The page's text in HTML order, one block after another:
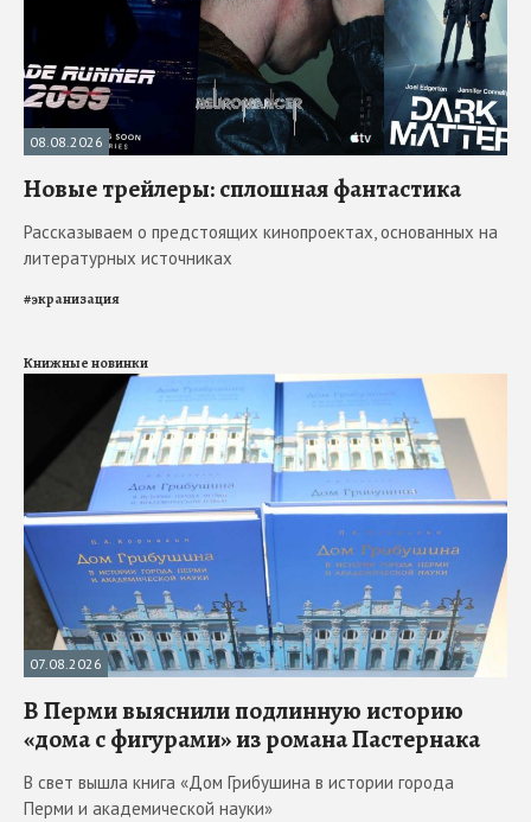
08.08.2026
Новые трейлеры: сплошная фантастика
Рассказываем о предстоящих кинопроектах, основанных на
литературных источниках
#экранизация
Книжные новинки
07.08.2026
В Перми выяснили подлинную историю
«дома с фигурами» из романа Пастернака
В свет вышла книга «Дом Грибушина в истории города
Перми и академической науки»